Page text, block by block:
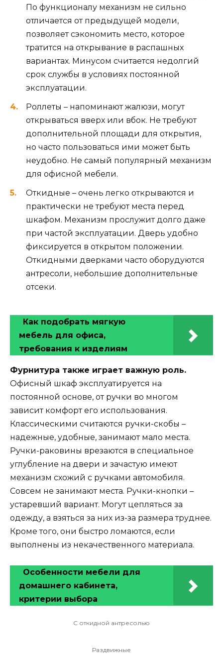
По функционалу механизм не сильно
отличается от предыдущей модели,
позволяет сэкономить место, которое
тратится на открывание в распашных
вариантах. Минусом считается недолгий
срок службы в условиях постоянной
эксплуатации.
Роллеты – напоминают жалюзи, могут
открываться вверх или вбок. Не требуют
дополнительной площади для открытия,
но часто пользоваться ими может быть
неудобно. Не самый популярный механизм
для офисной мебели.
Откидные – очень легко открываются и
практически не требуют места перед
шкафом. Механизм прослужит долго даже
при частой эксплуатации. Дверь удобно
фиксируется в открытом положении.
Откидными дверками часто оборудуются
антресоли, небольшие дополнительные
отсеки.
Как подобрать мягкую
мебель для офиса,
требования к изделиям
Фурнитура также играет важную роль.
Офисный шкаф эксплуатируется на
постоянной основе, от ручки во многом
зависит комфорт его использования.
Классическими считаются ручки-скобы –
надежные, удобные, занимают мало места.
Ручки-раковины врезаются в специальное
углубление на двери и зачастую имеют
механизм схожий с ручками автомобиля.
Совсем не занимают места. Ручки-кнопки –
устаревший вариант. Могут цепляться за
одежду, а взяться за них из-за размера труднее.
Кроме того, они быстро ломаются, если
выполнены из некачественного материала.
Особенности мебели для
домашнего кабинета,
критерии выбора
С откидной антресолью
Раздвижные